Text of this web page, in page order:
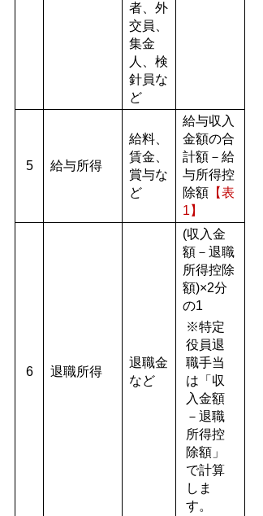
者、外
交員、
集金
人、検
針員な
ど
5 給与所得
給料、
賃金、
賞与な
ど
給与収入
金額の合
計額－給
与所得控
除額 【表
1】
6 退職所得
退職金
など
(収入金
額－退職
所得控除
額)×2分
の1
※特定
役員退
職手当
は「収
入金額
－退職
所得控
除額」
で計算
しま
す。